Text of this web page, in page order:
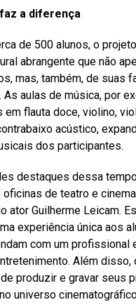
a diferença
de 500 alunos, o
abrangente que não
mas, também, de suas
As aulas de música, por
em flauta doce, violino,
acústico,
dos participantes.
destaques dessa
oficinas de teatro e
ator Guilherme Leicam.
experiência única aos
com um profissional
Além disso,
produzir e gravar seus
universo